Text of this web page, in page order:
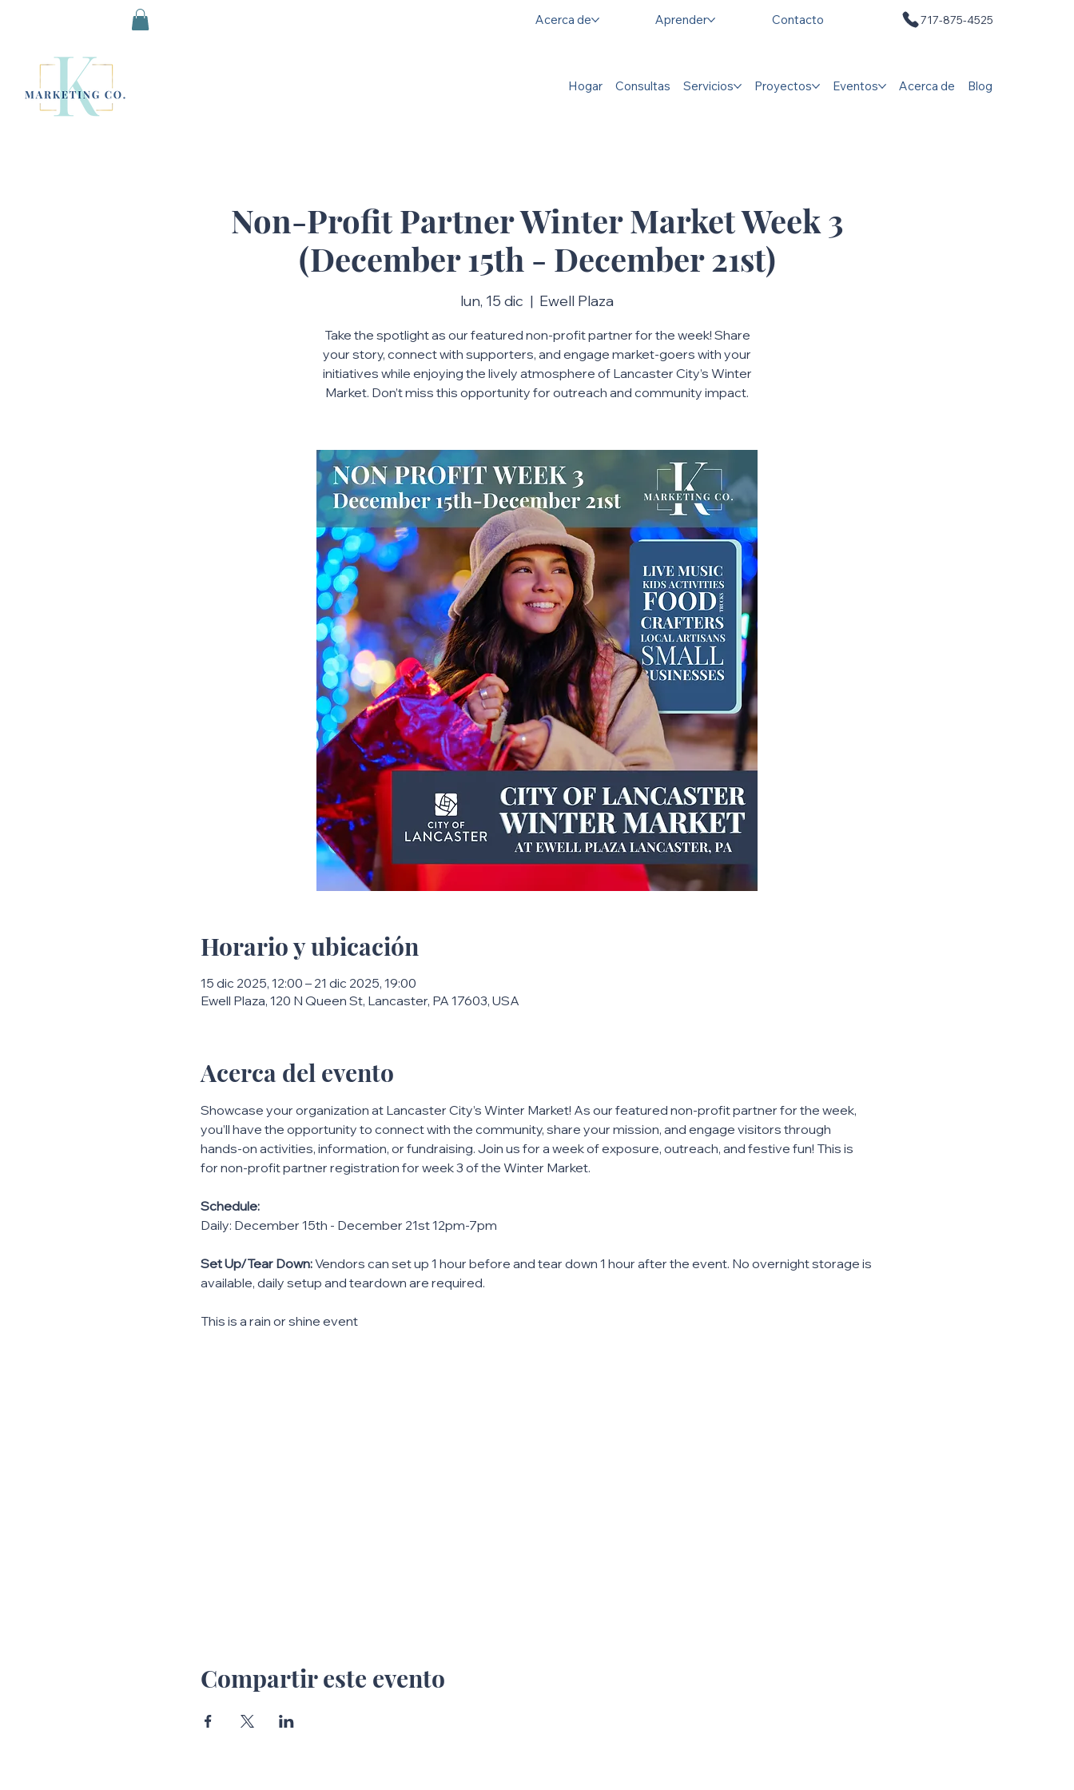
Acerca de Aprender Contacto 717-875-4525
Hogar Consultas Servicios Proyectos Eventos Acerca de Blog
Non-Profit Partner Winter Market Week 3
(December 15th - December 21st)
lun, 15 dic
  |
Ewell Plaza
Take the spotlight as our featured non-profit partner for the week! Share
your story, connect with supporters, and engage market-goers with your
initiatives while enjoying the lively atmosphere of Lancaster City’s Winter
Market. Don’t miss this opportunity for outreach and community impact.
Horario y ubicación
15 dic 2025, 12:00 – 21 dic 2025, 19:00
Ewell Plaza, 120 N Queen St, Lancaster, PA 17603, USA
Acerca del evento
Showcase your organization at Lancaster City’s Winter Market! As our featured non-profit partner for the week,
you’ll have the opportunity to connect with the community, share your mission, and engage visitors through
hands-on activities, information, or fundraising. Join us for a week of exposure, outreach, and festive fun! This is
for non-profit partner registration for week 3 of the Winter Market.
Schedule:
Daily: December 15th - December 21st 12pm-7pm
Set Up/Tear Down: Vendors can set up 1 hour before and tear down 1 hour after the event. No overnight storage is
available, daily setup and teardown are required.
This is a rain or shine event
Compartir este evento